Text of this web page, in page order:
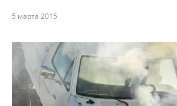
5 марта 2015